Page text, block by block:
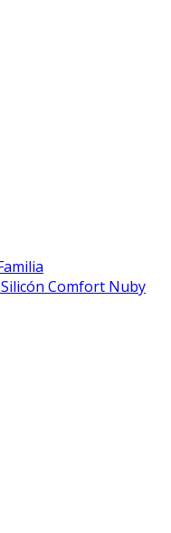
Comfort Nuby